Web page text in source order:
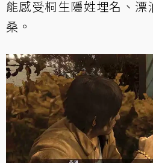
能感受桐生隱姓埋名、
桑。